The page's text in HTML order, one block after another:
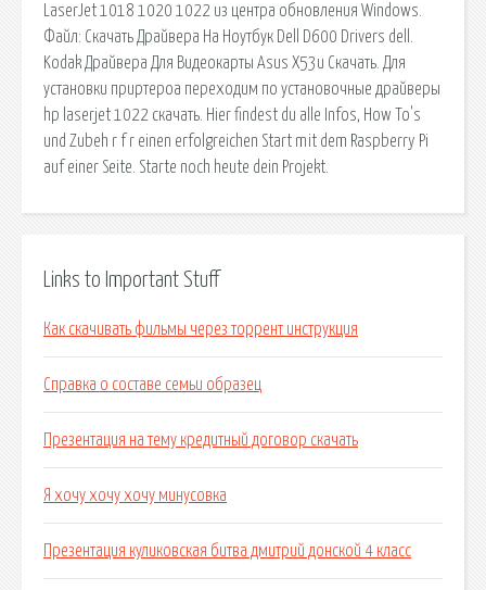
LaserJet 1018 1020 1022 из центра обновления Windows.
Файл: Скачать Драйвера На Ноутбук Dell D600 Drivers dell.
Kodak Драйвера Для Видеокарты Asus X53u Скачать. Для
установки приртероа переходим по установочные драйверы
hp laserjet 1022 скачать. Hier findest du alle Infos, How To's
und Zubeh r f r einen erfolgreichen Start mit dem Raspberry Pi
auf einer Seite. Starte noch heute dein Projekt.
Links to Important Stuff
Как скачивать фильмы через торрент инструкция
Справка о составе семьи образец
Презентация на тему кредитный договор скачать
Я хочу хочу хочу минусовка
Презентация куликовская битва дмитрий донской 4 класс